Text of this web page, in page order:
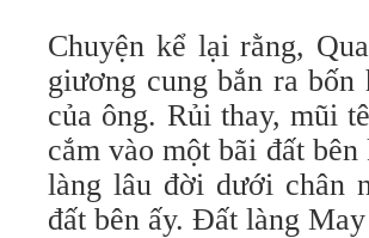
Chuyện kể lại rằng,
giương cung bắn ra
của ông. Rủi thay, mũi
cắm vào một bãi đất
làng lâu đời dưới chân
đất bên ấy. Đất làng